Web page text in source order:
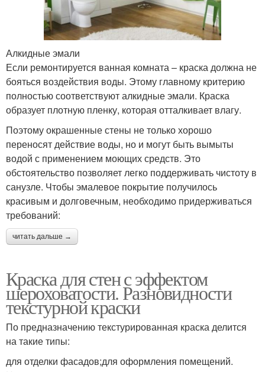
Алкидные эмали
Если ремонтируется ванная комната – краска должна не
бояться воздействия воды. Этому главному критерию
полностью соответствуют алкидные эмали. Краска
образует плотную пленку, которая отталкивает влагу.
Поэтому окрашенные стены не только хорошо
переносят действие воды, но и могут быть вымыты
водой с применением моющих средств. Это
обстоятельство позволяет легко поддерживать чистоту в
санузле. Чтобы эмалевое покрытие получилось
красивым и долговечным, необходимо придерживаться
требований:
читать дальше →
Краска для стен с эффектом
шероховатости. Разновидности
текстурной краски
По предназначению текстурированная краска делится
на такие типы:
для отделки фасадов;для оформления помещений.